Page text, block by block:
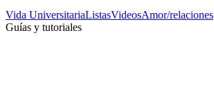
Vida UniversitariaListasVideosAmor/relaciones
Guías y tutoriales